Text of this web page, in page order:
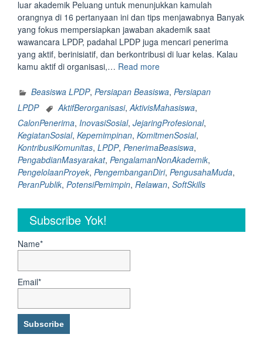
luar akademik Peluang untuk menunjukkan kamulah
orangnya di 16 pertanyaan ini dan tips menjawabnya Banyak
yang fokus mempersiapkan jawaban akademik saat
wawancara LPDP, padahal LPDP juga mencari penerima
yang aktif, berinisiatif, dan berkontribusi di luar kelas. Kalau
kamu aktif di organisasi,… Read more“LPDP
Calon
Penerima
Aktif
dan
Berkontribusi
di
Luar
Akademik”
Beasiswa LPDP, Persiapan Beasiswa, Persiapan
LPDP
AktifBerorganisasi,AktivisMahasiswa,
CalonPenerima, InovasiSosial, JejaringProfesional,
KegiatanSosial, Kepemimpinan, KomitmenSosial,
KontribusiKomunitas, LPDP, PenerimaBeasiswa,
PengabdianMasyarakat, PengalamanNonAkademik,
PengelolaanProyek, PengembanganDiri, PengusahaMuda,
PeranPublik, PotensiPemimpin, Relawan, SoftSkills
Subscribe Yok!
Name*
Email*